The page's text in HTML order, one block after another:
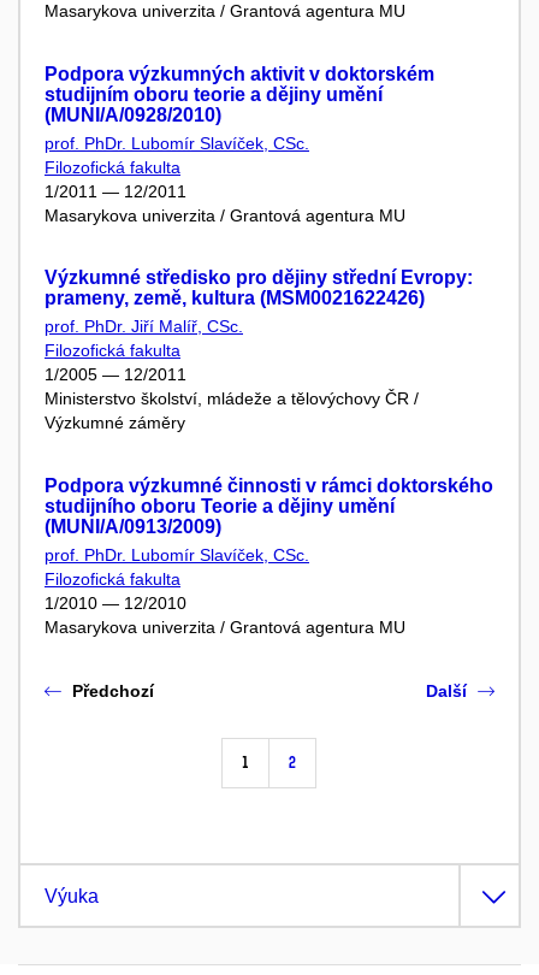
Masarykova univerzita / Grantová agentura MU
Podpora výzkumných aktivit v doktorském
studijním oboru teorie a dějiny umění
(MUNI/A/0928/2010)
prof. PhDr. Lubomír Slavíček, CSc.
Filozofická fakulta
1/2011 — 12/2011
Masarykova univerzita / Grantová agentura MU
Výzkumné středisko pro dějiny střední Evropy:
prameny, země, kultura (MSM0021622426)
prof. PhDr. Jiří Malíř, CSc.
Filozofická fakulta
1/2005 — 12/2011
Ministerstvo školství, mládeže a tělovýchovy ČR /
Výzkumné záměry
Podpora výzkumné činnosti v rámci doktorského
studijního oboru Teorie a dějiny umění
(MUNI/A/0913/2009)
prof. PhDr. Lubomír Slavíček, CSc.
Filozofická fakulta
1/2010 — 12/2010
Masarykova univerzita / Grantová agentura MU
Předchozí
1 2
Další
Výuka